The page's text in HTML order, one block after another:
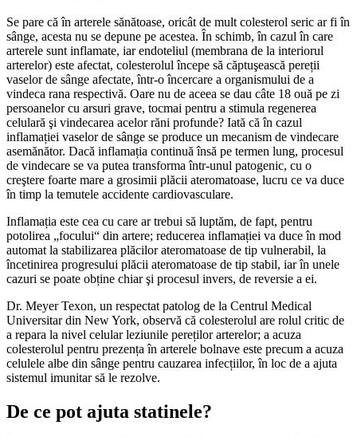
Se pare că în arterele sănătoase, oricât de mult colesterol seric ar fi în
sânge, acesta nu se depune pe acestea. În schimb, în cazul în care
arterele sunt inflamate, iar endoteliul (membrana de la interiorul
arterelor) este afectat, colesterolul începe să căptuşească pereții
vaselor de sânge afectate, într-o încercare a organismului de a
vindeca rana respectivă. Oare nu de aceea se dau câte 18 ouă pe zi
persoanelor cu arsuri grave, tocmai pentru a stimula regenerea
celulară şi vindecarea acelor răni profunde? Iată că în cazul
inflamației vaselor de sânge se produce un mecanism de vindecare
asemănător. Dacă inflamația continuă însă pe termen lung, procesul
de vindecare se va putea transforma într-unul patogenic, cu o
creştere foarte mare a grosimii plăcii ateromatoase, lucru ce va duce
în timp la temutele accidente cardiovasculare.
Inflamația este cea cu care ar trebui să luptăm, de fapt, pentru
potolirea „focului“ din artere; reducerea inflamației va duce în mod
automat la stabilizarea plăcilor ateromatoase de tip vulnerabil, la
încetinirea progresului plăcii ateromatoase de tip stabil, iar în unele
cazuri se poate obține chiar şi procesul invers, de reversie a ei.
Dr. Meyer Texon, un respectat patolog de la Centrul Medical
Universitar din New York, observă că colesterolul are rolul critic de
a repara la nivel celular leziunile pereților arterelor; a acuza
colesterolul pentru prezența în arterele bolnave este precum a acuza
celulele albe din sânge pentru cauzarea infecțiilor, în loc de a ajuta
sistemul imunitar să le rezolve.
De ce pot ajuta statinele?